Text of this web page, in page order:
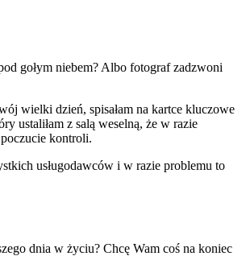
gołym niebem? Albo fotograf zadzwoni
wielki dzień, spisałam na kartce kluczowe
ustaliłam z salą weselną, że w razie
kontroli.
usługodawców i w razie problemu to
dnia w życiu? Chcę Wam coś na koniec